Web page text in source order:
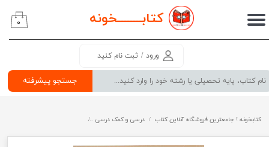
کتابــــــــخونه
جستجو پیشرفته
ورود / ثبت نام کنید
حساب کاربری من
سفارشات
۰
کتابخونه ! جامعترین فروشگاه آنلاین کتاب درسی و کمک درسی